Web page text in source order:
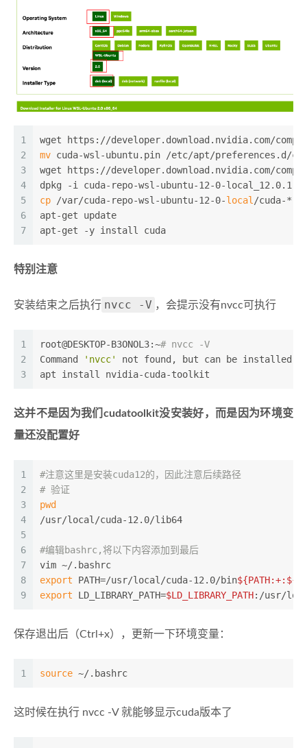
1
2
3
4
5
6
7
wget https://developer.download.nvidia.com/
mv cuda-wsl-ubuntu.pin /etc/apt/preferences.d/
wget https://developer.download.nvidia.com/
dpkg -i cuda-repo-wsl-ubuntu-12-0-local_12.0.1-
cp /var/cuda-repo-wsl-ubuntu-12-0-local /cuda-*-
apt-get update
apt-get -y install cuda
特别注意
安装结束之后执行 nvcc -V ，会提示没有nvcc可执行
1
2
3
root@DESKTOP-B3ONOL3:~# nvcc -V
Command
'nvcc'
not found, but can be installed
apt install nvidia-cuda-toolkit
这并不是因为我们cudatoolkit没安装好，而是因为环境变
量还没配置好
1
2
3
4
5
6
7
8
9
#注意这里是安装cuda12的，因此注意后续路径
# 验证
pwd
/usr/local/cuda-12.0/lib64
#编辑bashrc,将以下内容添加到最后
vim ~/.bashrc
export PATH=/usr/local/cuda-12.0/bin${PATH:+:
export LD_LIBRARY_PATH=$LD_LIBRARY_PATH:/usr/
保存退出后（Ctrl+x），更新一下环境变量：
1 source ~/.bashrc
这时候在执行 nvcc -V 就能够显示cuda版本了